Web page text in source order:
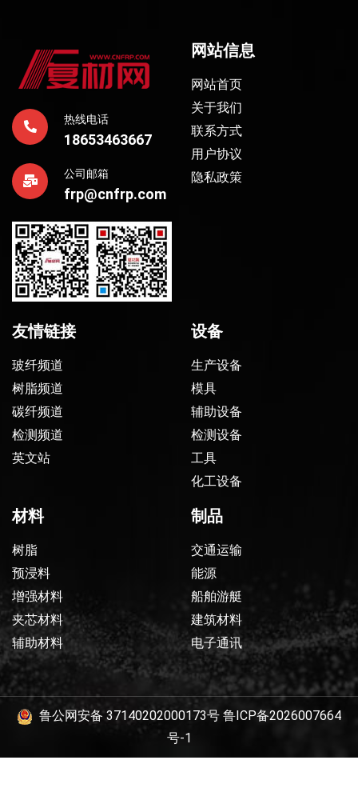
热线电话
18653463667
公司邮箱
frp@cnfrp.com
网站信息
网站首页
关于我们
联系方式
用户协议
隐私政策
友情链接
玻纤频道
树脂频道
碳纤频道
检测频道
英文站
设备
生产设备
模具
辅助设备
检测设备
工具
化工设备
材料
树脂
预浸料
增强材料
夹芯材料
辅助材料
制品
交通运输
能源
船舶游艇
建筑材料
电子通讯
鲁公网安备 37140202000173号 鲁ICP备2026007664
号-1